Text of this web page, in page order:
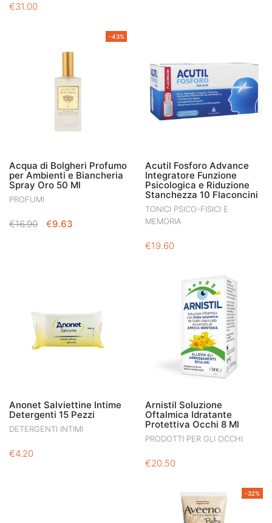
€31.00
-43%
Acqua di Bolgheri Profumo
per Ambienti e Biancheria
Spray Oro 50 Ml
PROFUMI
€16.90
IL
€9.63
Acutil Fosforo Advance
Integratore Funzione
Psicologica e Riduzione
Stanchezza 10 Flaconcini
TONICI PSICO-FISICI E
MEMORIA
€19.60
Anonet Salviettine Intime
Detergenti 15 Pezzi
DETERGENTI INTIMI
€4.20
Arnistil Soluzione
Oftalmica Idratante
Protettiva Occhi 8 Ml
PRODOTTI PER GLI OCCHI
€20.50
-32%